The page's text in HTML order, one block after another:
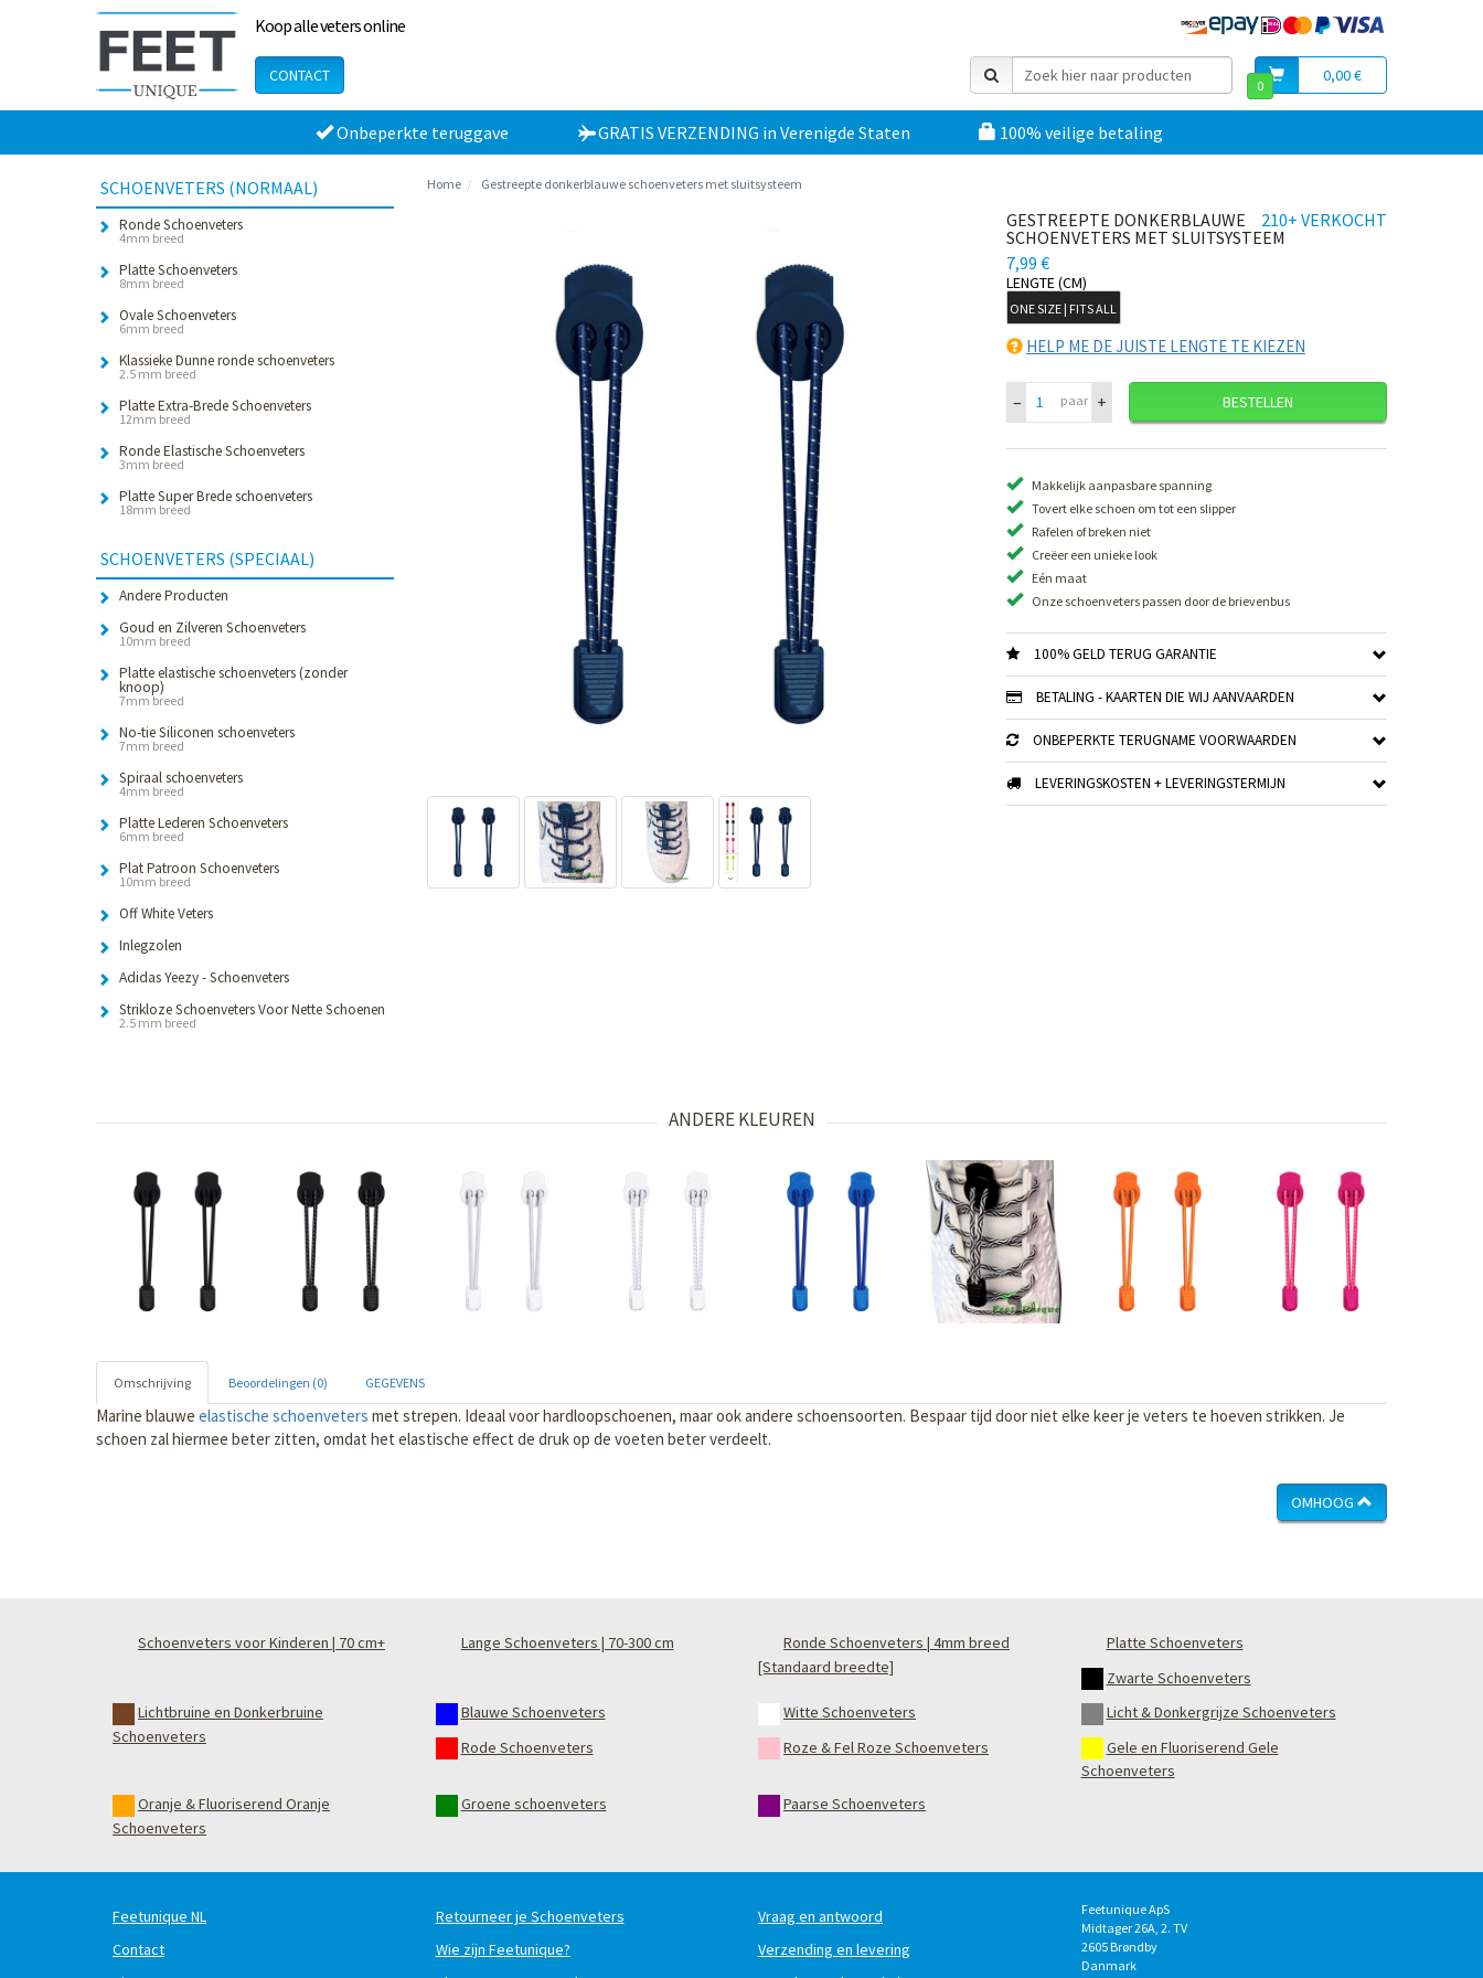
Koop alle veters online
CONTACT 0,00 €
0
Onbeperkte teruggave GRATIS VERZENDING in Verenigde Staten 100% veilige betaling
SCHOENVETERS (NORMAAL)
Ronde Schoenveters
4mm breed
Platte Schoenveters
8mm breed
Ovale Schoenveters
6mm breed
Klassieke Dunne ronde schoenveters
2.5 mm breed
Platte Extra-Brede Schoenveters
12mm breed
Ronde Elastische Schoenveters
3mm breed
Platte Super Brede schoenveters
18mm breed
SCHOENVETERS (SPECIAAL)
Andere Producten
Goud en Zilveren Schoenveters
10mm breed
Platte elastische schoenveters (zonder
knoop)
7mm breed
No-tie Siliconen schoenveters
7mm breed
Spiraal schoenveters
4mm breed
Platte Lederen Schoenveters
6mm breed
Plat Patroon Schoenveters
10mm breed
Off White Veters
Inlegzolen
Adidas Yeezy - Schoenveters
Strikloze Schoenveters Voor Nette Schoenen
2.5 mm breed
Home Gestreepte donkerblauwe schoenveters met sluitsysteem
210+ VERKOCHT
GESTREEPTE DONKERBLAUWE
SCHOENVETERS MET SLUITSYSTEEM
7,99 €
LENGTE (CM)
ONE SIZE | FITS ALL
HELP ME DE JUISTE LENGTE TE KIEZEN
– paar + BESTELLEN
Makkelijk aanpasbare spanning
Tovert elke schoen om tot een slipper
Rafelen of breken niet
Creëer een unieke look
Eén maat
Onze schoenveters passen door de brievenbus
100% GELD TERUG GARANTIE
BETALING - KAARTEN DIE WIJ AANVAARDEN
ONBEPERKTE TERUGNAME VOORWAARDEN
LEVERINGSKOSTEN + LEVERINGSTERMIJN
ANDERE KLEUREN
Omschrijving Beoordelingen (0) GEGEVENS
Marine blauwe elastische schoenveters met strepen. Ideaal voor hardloopschoenen, maar ook andere schoensoorten. Bespaar tijd door niet elke keer je veters te hoeven strikken. Je
schoen zal hiermee beter zitten, omdat het elastische effect de druk op de voeten beter verdeelt.
OMHOOG
Schoenveters voor Kinderen | 70 cm+ Lange Schoenveters | 70-300 cm
Ronde Schoenveters | 4mm breed
[Standaard breedte]
Platte Schoenveters
Zwarte Schoenveters
Lichtbruine en Donkerbruine
Schoenveters
Blauwe Schoenveters Witte Schoenveters
Licht & Donkergrijze Schoenveters
Rode Schoenveters
Roze & Fel Roze Schoenveters
Gele en Fluoriserend Gele
Schoenveters
Oranje & Fluoriserend Oranje
Schoenveters
Groene schoenveters Paarse Schoenveters
Feetunique NL
Contact
Retourneer je Schoenveters
Vraag en antwoord
Wie zijn Feetunique?
Verzending en levering
Feetunique ApS
Midtager 26A, 2. TV
2605Brøndby
Danmark